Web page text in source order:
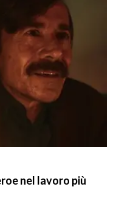
nel lavoro più